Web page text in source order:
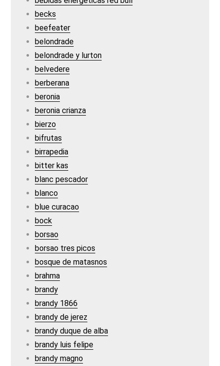
becks
beefeater
belondrade
belondrade y lurton
belvedere
berberana
beronia
beronia crianza
bierzo
bifrutas
birrapedia
bitter kas
blanc pescador
blanco
blue curacao
bock
borsao
borsao tres picos
bosque de matasnos
brahma
brandy
brandy 1866
brandy de jerez
brandy duque de alba
brandy luis felipe
brandy magno